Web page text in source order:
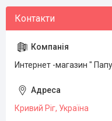
Интернет -магазин "
Кривий Ріг, Україна